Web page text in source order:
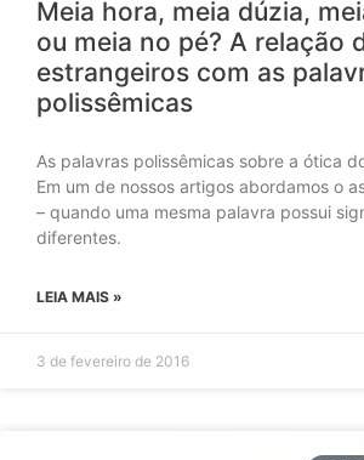
Meia hora, meia dúzia,
ou meia no pé? A relação
estrangeiros com as
polissêmicas
As palavras polissêmicas sobre a ótica
Em um de nossos artigos abordamos o
– quando uma mesma palavra possui
diferentes.
LEIA MAIS »
3 de fevereiro de 2016